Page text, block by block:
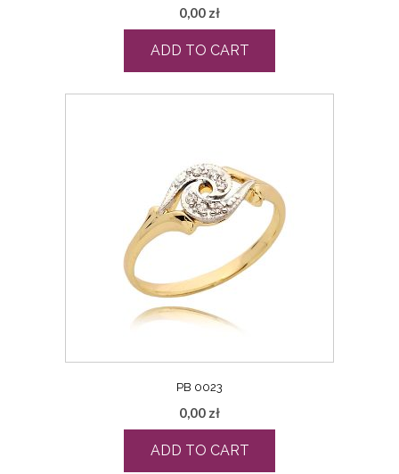
0,00 zł
ADD TO CART
PB 0023
0,00 zł
ADD TO CART